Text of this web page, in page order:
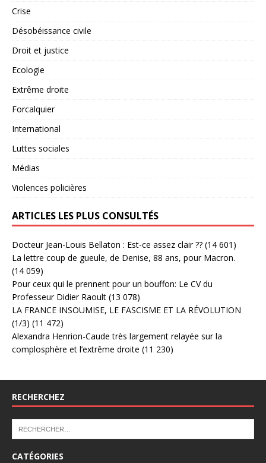
Crise
Désobéissance civile
Droit et justice
Ecologie
Extrême droite
Forcalquier
International
Luttes sociales
Médias
Violences policières
ARTICLES LES PLUS CONSULTÉS
Docteur Jean-Louis Bellaton : Est-ce assez clair ?? (14 601)
La lettre coup de gueule, de Denise, 88 ans, pour Macron.
(14 059)
Pour ceux qui le prennent pour un bouffon: Le CV du
Professeur Didier Raoult (13 078)
LA FRANCE INSOUMISE, LE FASCISME ET LA RÉVOLUTION
(1/3) (11 472)
Alexandra Henrion-Caude très largement relayée sur la
complosphère et l’extrême droite (11 230)
RECHERCHEZ
CATÉGORIES